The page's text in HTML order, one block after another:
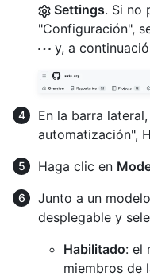
Settings. Si no
"Configuración",
y, a
En la barra
automatización",
Haga clic en
Junto a un
desplegable y
Habilitado: el
miembros de